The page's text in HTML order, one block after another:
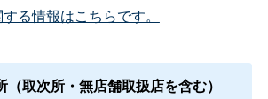
る情報はこちらです。
（取次所・無店舗取扱店を含む）